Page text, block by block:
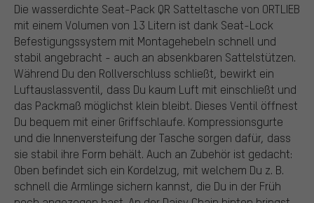
Die wasserdichte Seat-Pack QR Satteltasche von ORTLIEB
mit einem Volumen von 13 Litern ist dank Seat-Lock
Befestigungssystem mit Montagehebeln schnell und
stabil angebracht - auch an absenkbaren Sattelstützen.
Während Du den Rollverschluss schließt, bewirkt ein
Luftauslassventil, dass Du kaum Luft mit einschließt und
das Packmaß möglichst klein bleibt. Dieses Ventil öffnest
Du bequem mit einer Griffschlaufe. Kompressionsgurte
und die Innenversteifung der Tasche sorgen dafür, dass
sie stabil ihre Form behält. Auch an Zubehör ist gedacht:
Oben befindet sich ein Kordelzug, mit welchem Du z. B.
schnell die Armlinge sichern kannst, die Du in der Früh